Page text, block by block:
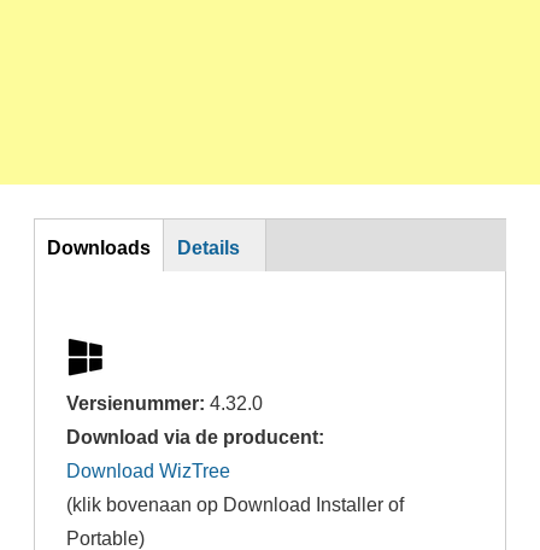
DL
Downloads Details
Versienummer:4.32.0
Download via de producent:
Download WizTree
(klik bovenaan op Download Installer of
Portable)